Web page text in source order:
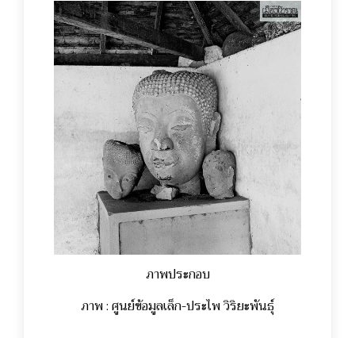
ภาพประกอบ
ภาพ : ศูนย์ข้อมูลเล็ก-ประไพ วิริยะพันธุ์